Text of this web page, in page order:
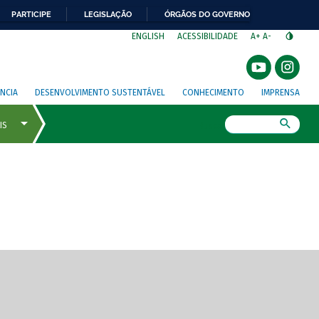
PARTICIPE LEGISLAÇÃO ÓRGÃOS DO GOVERNO
ENGLISH ACESSIBILIDADE A+ A-
DESENVOLVIMENTO SUSTENTÁVEL CONHECIMENTO IMPRENSA
de tela